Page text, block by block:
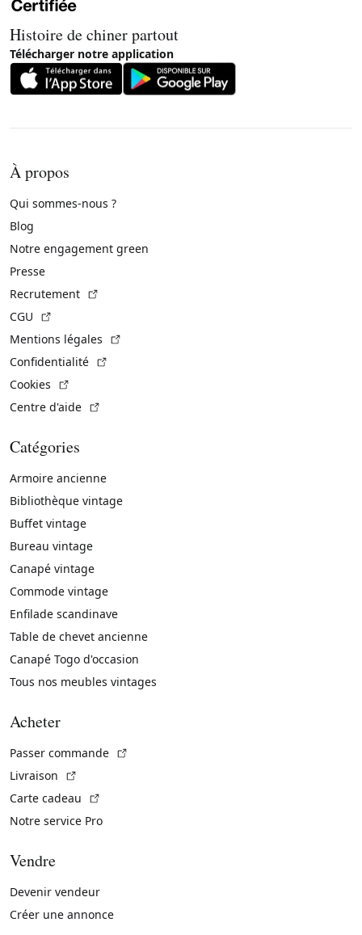
Histoire de chiner partout
Télécharger notre application
À propos
Qui sommes-nous ?
Blog
Notre engagement green
Presse
Recrutement
CGU
Mentions légales
Confidentialité
Cookies
Centre d'aide
Catégories
Armoire ancienne
Bibliothèque vintage
Buffet vintage
Bureau vintage
Canapé vintage
Commode vintage
Enfilade scandinave
Table de chevet ancienne
Canapé Togo d'occasion
Tous nos meubles vintages
Acheter
Passer commande
Livraison
Carte cadeau
Notre service Pro
Vendre
Devenir vendeur
Créer une annonce